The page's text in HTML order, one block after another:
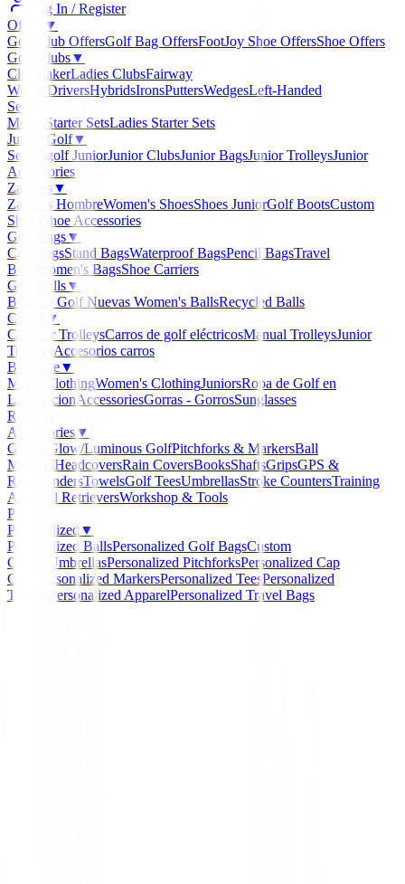
Log In / Register
Offers
▼
Golf Club OffersGolf Bag OffersFootJoy Shoe OffersShoe Offers
Golf Clubs▼
ClubmakerLadies ClubsFairway
Woods
DriversHybridsIronsPuttersWedgesLeft-Handed
Sets
Men's Starter SetsLadies Starter Sets
Junior Golf▼
Set de golf JuniorJunior ClubsJunior BagsJunior TrolleysJunior
Accessories
Zapatos▼
Zapatos HombreWomen's ShoesShoes JuniorGolf BootsCustom
Shoes
Shoe Accessories
Golf Bags▼
Cart BagsStand BagsWaterproof BagsPencil BagsTravel
Bags
Women's BagsShoe Carriers
Golf Balls▼
Balls de Golf Nuevas Women's BallsRecycled Balls
Carros
▼
Clicgear TrolleysCarros de golf eléctricosManual TrolleysJunior
Trolleys Accesorios carros
Boutique▼
Men's ClothingWomen's ClothingJuniorsRopa de Golf en
LiquidacionAccessoriesGorras - GorrosSunglasses
Regalos
Accessories ▼
Gloves
Glow/Luminous GolfPitchforks & MarkersBall
MarkersHeadcoversRain CoversBooksShaftsGripsGPS &
RangefindersTowelsGolf TeesUmbrellasStroke CountersTraining
Aids
Ball RetrieversWorkshop & Tools
Packs
Personalized ▼
Personalized BallsPersonalized Golf BagsCustom
Gloves
UmbrellasPersonalized PitchforksPersonalized Cap
Clips
Personalized MarkersPersonalized TeesPersonalized
Towels
Personalized ApparelPersonalized Travel Bags